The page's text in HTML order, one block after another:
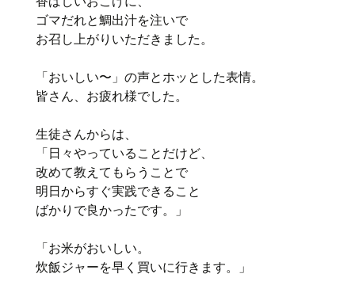
ゴマだれと鯛出汁を注いで
お召し上がりいただきました。
「おいしい〜」の声とホッとした表情。
皆さん、お疲れ様でした。
生徒さんからは、
「日々やっていることだけど、
改めて教えてもらうことで
明日からすぐ実践できること
ばかりで良かったです。」
「お米がおいしい。
炊飯ジャーを早く買いに行きます。」